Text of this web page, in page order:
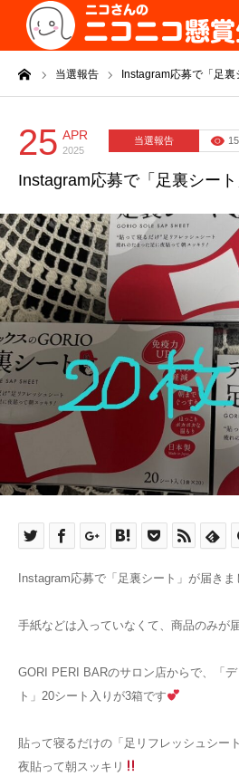
当選報告 Instagram応募で「足
25 APR
2025
当選報告
Instagram応募で「足裏シー
Instagram応募で「足裏シート」が届きま
手紙などは入っていなくて、商品のみが
GORI PERI BARのサロン店からで、「
ト」20シート入りが3箱です
貼って寝るだけの「足リフレッシュシー
夜貼って朝スッキリ